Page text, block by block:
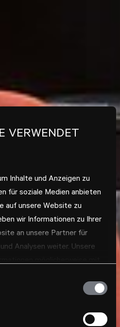
VERWENDET
Inhalte und Anzeigen zu
für soziale Medien anbieten
auf unsere Website zu
wir Informationen zu Ihrer
an unsere Partner für
Analysen weiter. Unsere
Ihrer Nutzung der Dienste